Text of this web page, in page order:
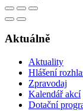
Aktuálně
Aktuality
Hlášení
Zpravodaj
Kalendář akcí
Dotační